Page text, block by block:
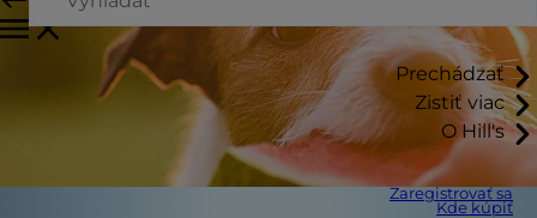
Prechádzať
Zistiť viac
O Hill's
Zaregistrovať sa
Kde kúpiť